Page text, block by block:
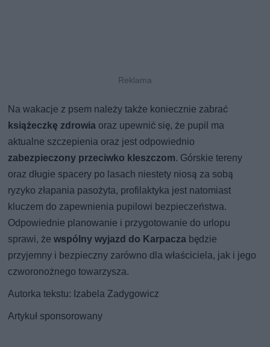
Na wakacje z psem należy także koniecznie zabrać
książeczkę zdrowia oraz upewnić się, że pupil ma
aktualne szczepienia oraz jest odpowiednio
zabezpieczony przeciwko kleszczom. Górskie tereny
oraz długie spacery po lasach niestety niosą za sobą
ryzyko złapania pasożyta, profilaktyka jest natomiast
kluczem do zapewnienia pupilowi bezpieczeństwa.
Odpowiednie planowanie i przygotowanie do urlopu
sprawi, żewspólny wyjazd do Karpacza będzie
przyjemny i bezpieczny zarówno dla właściciela, jak i jego
czworonożnego towarzysza.
Autorka tekstu: Izabela Zadygowicz
Artykuł sponsorowany